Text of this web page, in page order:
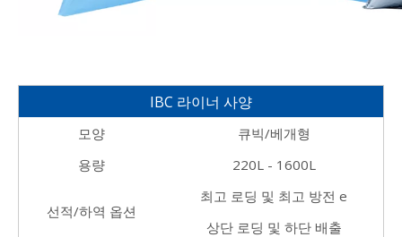
IBC 라이너 사양
모양
큐빅/베개형
용량
220L - 1600L
선적/하역 옵션
최고 로딩 및 최고 방전 e
상단 로딩 및 하단 배출